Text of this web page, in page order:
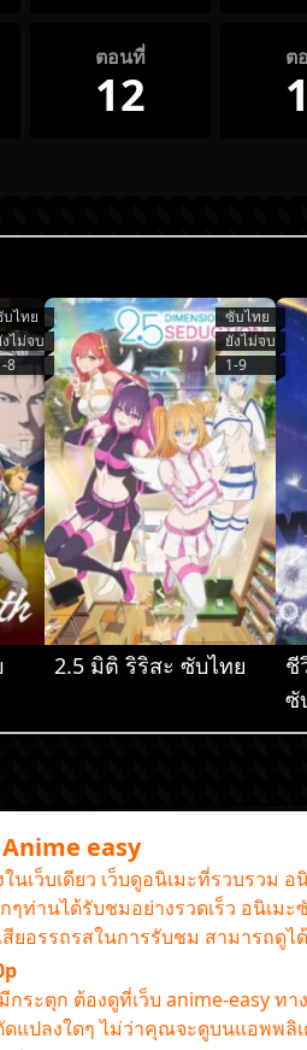
ตอนที่
12
ต
ไทย
ไม่จบ
8
ซับไทย
ยังไม่จบ
1-9
2.5 มิติ ริริสะ ซับไทย
ชี
ซั
easy
เว็บเดียว เว็บดูอนิเมะที่รวบรวม
ท่านได้รับชมอย่างรวดเร็ว อนิเ
สียอรรถรสในการรับชม สามาร
ะตุก ต้องดูที่เว็บ anime-easy ท
แปลงใดๆ ไม่ว่าคุณจะดูบนแอพพ